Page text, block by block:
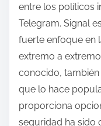
entre los políticos
Telegram. Signal
fuerte enfoque en
extremo a
conocido,
que lo hace
proporciona
seguridad ha sido